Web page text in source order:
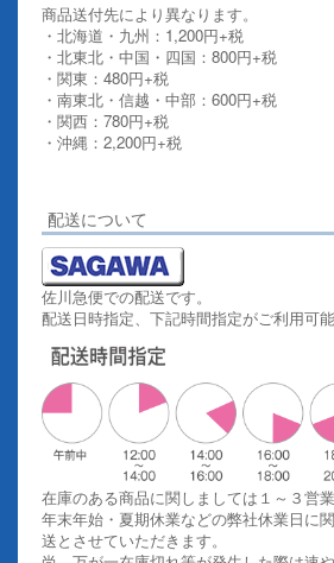
商品送付先により異なります。
・北海道・九州：1,200円+税
・北東北・中国・四国：800円+税
・関東：480円+税
・南東北・信越・中部：600円+税
・関西：780円+税
・沖縄：2,200円+税
配送について
佐川急便での配送です。
配送日時指定、下記時間指定がご利用可能
在庫のある商品に関しましては１～３営
年末年始・夏期休業などの弊社休業日に
送とさせていただきます。